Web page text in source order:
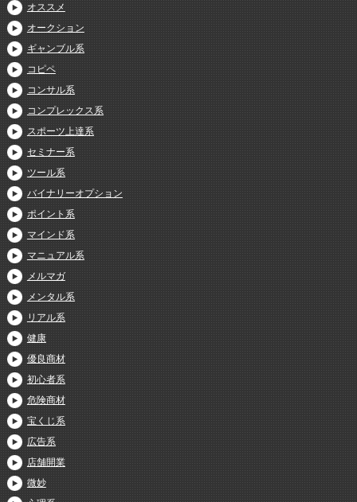
オススメ
オークション
ギャンブル系
コピペ
コンサル系
コンプレックス系
スポーツ上達系
セミナー系
ツール系
バイナリーオプション
ポイント系
マインド系
マニュアル系
メルマガ
メンタル系
リアル系
健康
優良商材
初心者系
危険商材
宝くじ系
広告系
店舗開業
微妙